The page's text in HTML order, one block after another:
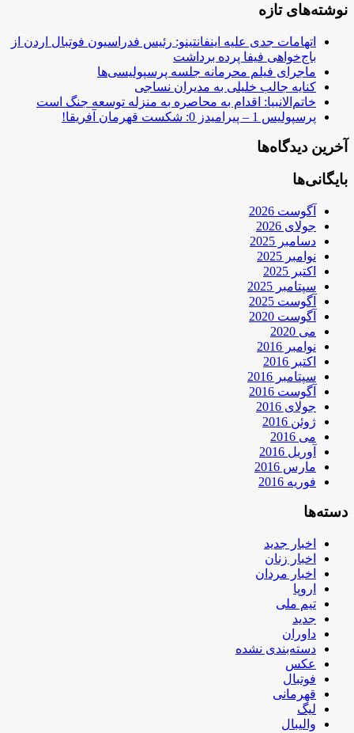
نوشته‌های تازه
اتهامات جدی علیه اینفانتینو: رئیس فدراسیون فوتبال اردن از
باج‌خواهی فیفا پرده برداشت
ماجرای فیلم محرمانه جلسه پرسپولیسی‌ها
کنایه جالب خلیلی به مدیران نساجی
خاتم‌الانبیا: اقدام به محاصره به منزله توسعه جنگ است
پرسپولیس 1 – پیرامیدز 0: شکست قهرمان آفریقا!
آخرین دیدگاه‌ها
بایگانی‌ها
آگوست 2026
جولای 2026
دسامبر 2025
نوامبر 2025
اکتبر 2025
سپتامبر 2025
آگوست 2025
آگوست 2020
می 2020
نوامبر 2016
اکتبر 2016
سپتامبر 2016
آگوست 2016
جولای 2016
ژوئن 2016
می 2016
آوریل 2016
مارس 2016
فوریه 2016
دسته‌ها
اخبار جدید
اخبار زنان
اخبار مردان
اروپا
تیم ملی
جدید
داوران
دسته‌بندی نشده
عکس
فوتبال
قهرمانی
لیگ
والیبال